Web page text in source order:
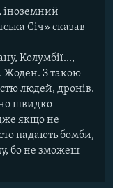
іноземний
Січ» сказав
Колумбії...,
Жоден. З такою
людей, дронів.
швидко
якщо не
падають бомби,
бо не зможеш